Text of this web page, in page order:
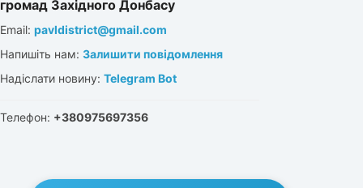
громад Західного Донбасу
Email: pavldistrict@gmail.com
Напишіть нам: Залишити повідомлення
Надіслати новину: Telegram Bot
Телефон: +380975697356